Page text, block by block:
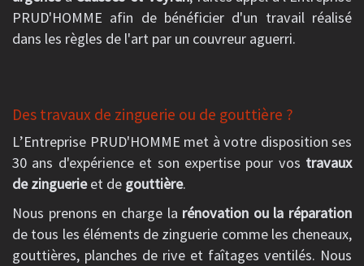
PRUD'HOMME afin de bénéficier d'un travail réalisé
dans les règles de l'art par un couvreur aguerri.
Des travaux de zinguerie ou de gouttière ?
L’Entreprise PRUD'HOMME met à votre disposition ses
30 ans d'expérience et son expertise pour vos travaux
de zinguerieet de gouttière.
Nous prenons en charge la rénovation ou la réparation
de tous les éléments de zinguerie comme les cheneaux,
gouttières, planches de rive et faîtages ventilés. Nous